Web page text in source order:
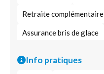
Retraite complémentaire
Assurance bris de glace
Info pratiques